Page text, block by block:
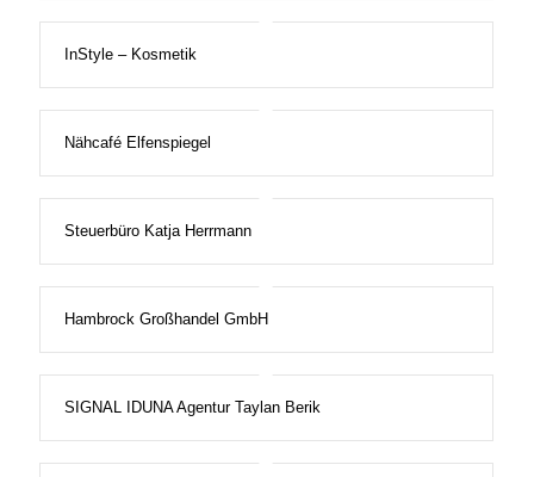
InStyle – Kosmetik
Nähcafé Elfenspiegel
Steuerbüro Katja Herrmann
Hambrock Großhandel GmbH
SIGNAL IDUNA Agentur Taylan Berik